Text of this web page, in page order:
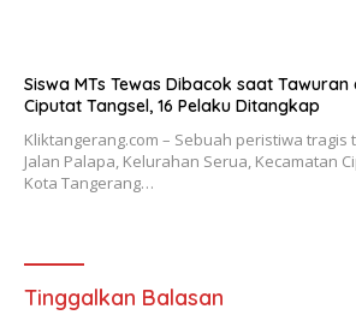
Siswa MTs Tewas Dibacok saat Tawuran
Ciputat Tangsel, 16 Pelaku Ditangkap
Kliktangerang.com – Sebuah peristiwa tragis
Jalan Palapa, Kelurahan Serua, Kecamatan
Kota Tangerang…
Tinggalkan Balasan